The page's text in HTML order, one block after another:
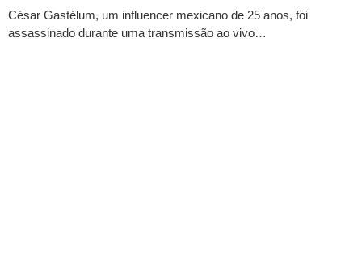
César Gastélum, um influencer mexicano de 25 anos, foi
assassinado durante uma transmissão ao vivo…